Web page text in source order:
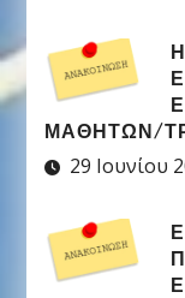
ΑΘΗΤΏΝ/
29 Ιουνίου